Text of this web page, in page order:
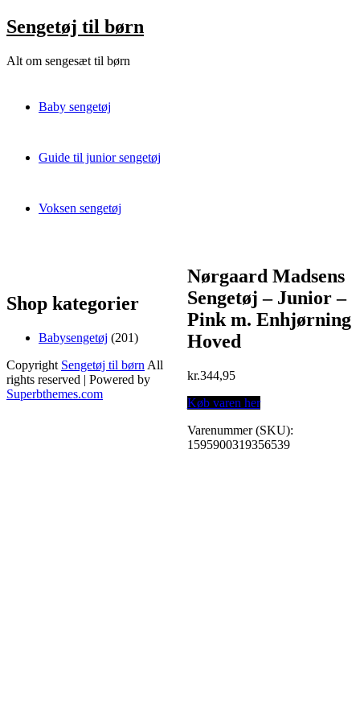
Skip
to
Sengetøj til børn
Alt om sengesæt til børn
Baby sengetøj
Guide til junior sengetøj
Voksen sengetøj
Nørgaard Madsens
Sengetøj – Junior –
Pink m. Enhjørning
Hoved
kr.344,95
Køb varen her
Varenummer (SKU):
1595900319356539
Shop kategorier
Babysengetøj 201201
Copyright Sengetøj til børn All
rights reserved | Powered by
Superbthemes.com